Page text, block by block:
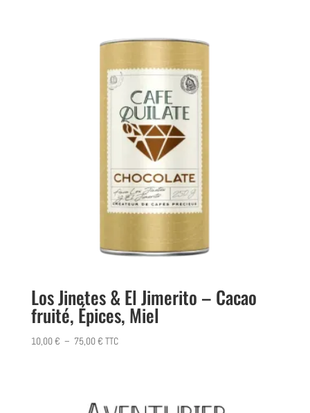
Los Jinetes & El Jimerito – Cacao
fruité, Épices, Miel
10,00€ – 75,00€Plage
à
TTC